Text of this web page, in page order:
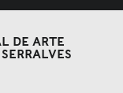
DE ARTE